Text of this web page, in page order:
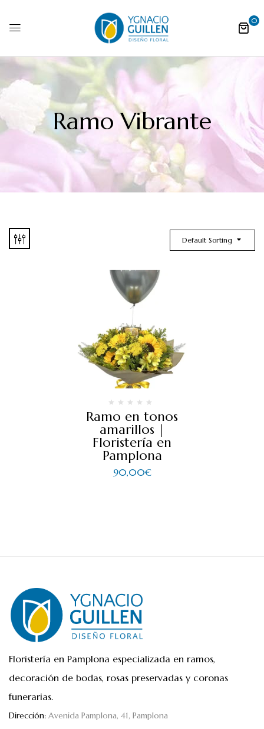
0
Ramo Vibrante
Default Sorting
Ramo en tonos
amarillos |
Floristería en
Pamplona
90,00€
Floristería en Pamplona especializada en ramos,
decoración de bodas, rosas preservadas y coronas
funerarias.
Dirección: Avenida Pamplona, 41, Pamplona